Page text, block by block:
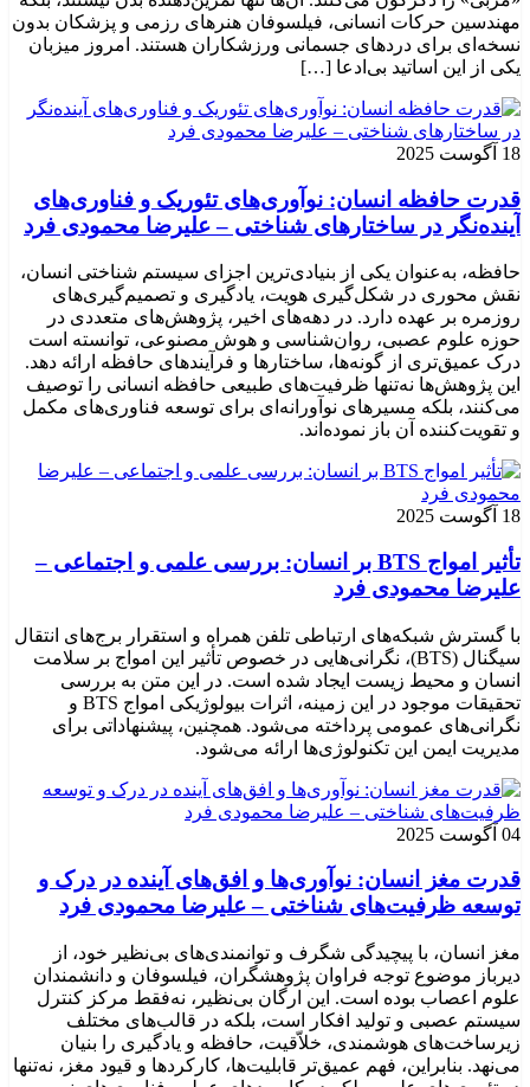
مهندسین حرکات انسانی، فیلسوفان هنرهای رزمی و پزشکان بدون
نسخه‌ای برای دردهای جسمانی ورزشکاران هستند. امروز میزبان
یکی از این اساتید بی‌ادعا […]
18 آگوست 2025
قدرت حافظه انسان: نوآوری‌های تئوریک و فناوری‌های
آینده‌نگر در ساختارهای شناختی – علیرضا محمودی فرد
حافظه، به‌عنوان یکی از بنیادی‌ترین اجزای سیستم شناختی انسان،
نقش محوری در شکل‌گیری هویت، یادگیری و تصمیم‌گیری‌های
روزمره بر عهده دارد. در دهه‌های اخیر، پژوهش‌های متعددی در
حوزه علوم عصبی، روان‌شناسی و هوش مصنوعی، توانسته‌ است
درک عمیق‌تری از گونه‌ها، ساختارها و فرآیندهای حافظه ارائه دهد.
این پژوهش‌ها نه‌تنها ظرفیت‌های طبیعی حافظه انسانی را توصیف
می‌کنند، بلکه مسیرهای نوآورانه‌ای برای توسعه فناوری‌های مکمل
و تقویت‌کننده آن باز نموده‌اند.
18 آگوست 2025
تأثیر امواج BTS بر انسان: بررسی علمی و اجتماعی –
علیرضا محمودی فرد
با گسترش شبکه‌های ارتباطی تلفن همراه و استقرار برج‌های انتقال
سیگنال (BTS)، نگرانی‌هایی در خصوص تأثیر این امواج بر سلامت
انسان و محیط زیست ایجاد شده است. در این متن به بررسی
تحقیقات موجود در این زمینه، اثرات بیولوژیکی امواج BTS و
نگرانی‌های عمومی پرداخته می‌شود. همچنین، پیشنهاداتی برای
مدیریت ایمن این تکنولوژی‌ها ارائه می‌شود.
04 آگوست 2025
قدرت مغز انسان: نوآوری‌ها و افق‌های آینده در درک و
توسعه ظرفیت‌های شناختی – علیرضا محمودی فرد
مغز انسان، با پیچیدگی شگرف و توانمندی‌های بی‌نظیر خود، از
دیرباز موضوع توجه فراوان پژوهشگران، فیلسوفان و دانشمندان
علوم اعصاب بوده است. این ارگان بی‌نظیر، نه‌فقط مرکز کنترل
سیستم عصبی و تولید افکار است، بلکه در قالب‌های مختلف
زیرساخت‌های هوشمندی، خلاّقیت، حافظه و یادگیری را بنیان
می‌نهد. بنابراین، فهم عمیق‌تر قابلیت‌ها، کارکردها و قیود مغز، نه‌تنها